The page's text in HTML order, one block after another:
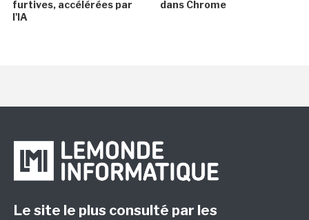
furtives, accélérées par
l'IA
dans Chrome
Le site le plus consulté par les